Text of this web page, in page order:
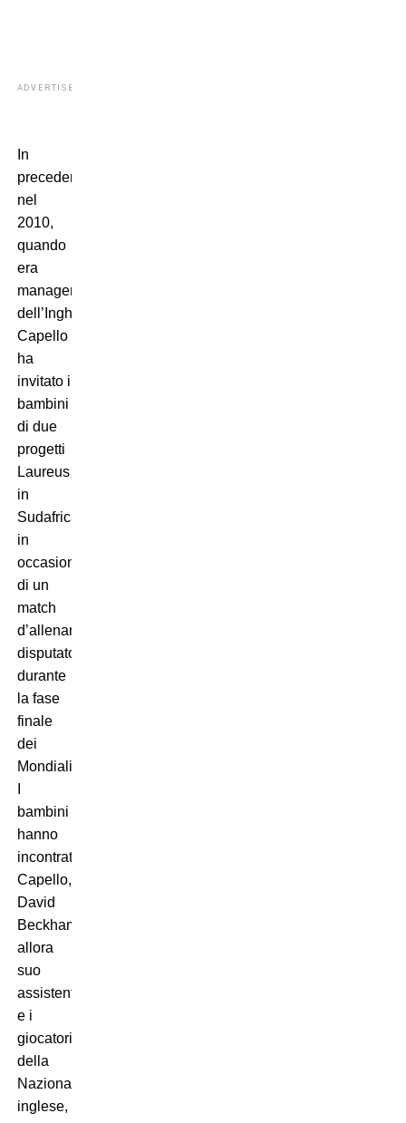
ADVERTISEMENT
In
precedenza,
nel
2010,
quando
era
manager
dell’Inghilterra,
Capello
ha
invitato i
bambini
di due
progetti
Laureus
in
Sudafrica
in
occasione
di un
match
d’allenamento
disputato
durante
la fase
finale
dei
Mondiali.
bambini
hanno
incontrato
Capello,
David
Beckham,
allora
suo
assistente,
e i
giocatori
della
Nazionale
inglese,